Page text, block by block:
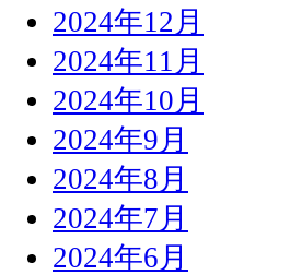
2024年12月
2024年11月
2024年10月
2024年9月
2024年8月
2024年7月
2024年6月